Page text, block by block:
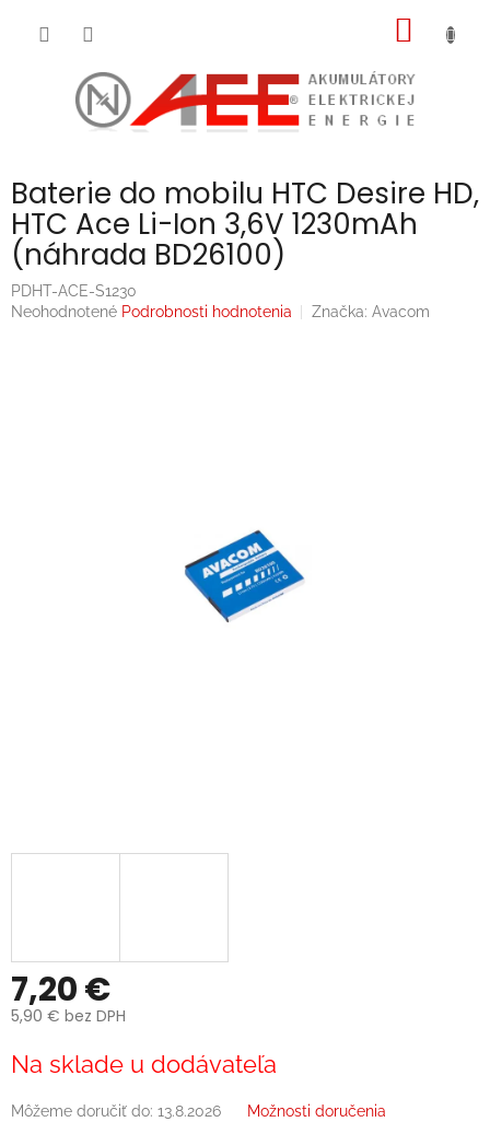
Baterie do mobilu HTC Desire HD,
HTC Ace Li-Ion 3,6V 1230mAh
(náhrada BD26100)
PDHT-ACE-S1230
Priemerné
Neohodnotené Podrobnosti hodnotenia Značka: Avacom
7,20 €
5,90 € bez DPH
cena:
Na sklade u dodávateľa
Môžeme doručiť do: 13.8.2026 Možnosti doručenia